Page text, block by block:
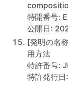
特開番号:
公開日:
[発明の名
用方法
特許番号:
特許発行